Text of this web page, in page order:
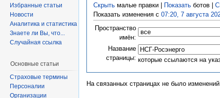
Скрытьмалые правки | Показатьботов |
Показать изменения с 07:20, 7 августа
Пространство
имён:
Название
страницы: которые ссылаются на
На связанных страницах не было
Избранные статьи
Новости
Аналитика и статистика
Знаете ли Вы, что...
Случайная ссылка
Основные статьи
Страховые термины
Персоналии
Организации